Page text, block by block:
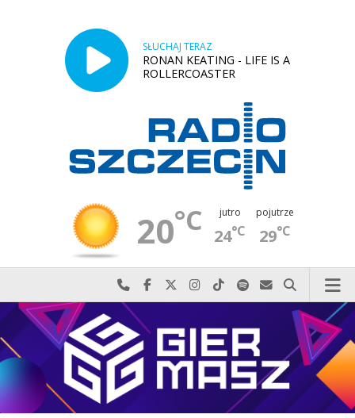
SŁUCHAJ TERAZ
RONAN KEATING - LIFE IS A
ROLLERCOASTER
20°C jutro
24°C
pojutrze
29°C
Najlepiej po prostu do nas zadzwoń
Odwiedź nas na Facebook-u
Odwiedź nas na X
Odwiedź nas na Instagram-ie
Odwiedź nas na TikTok-u
Szukaj nas na Spotify
Wyślij do nas
Szukaj